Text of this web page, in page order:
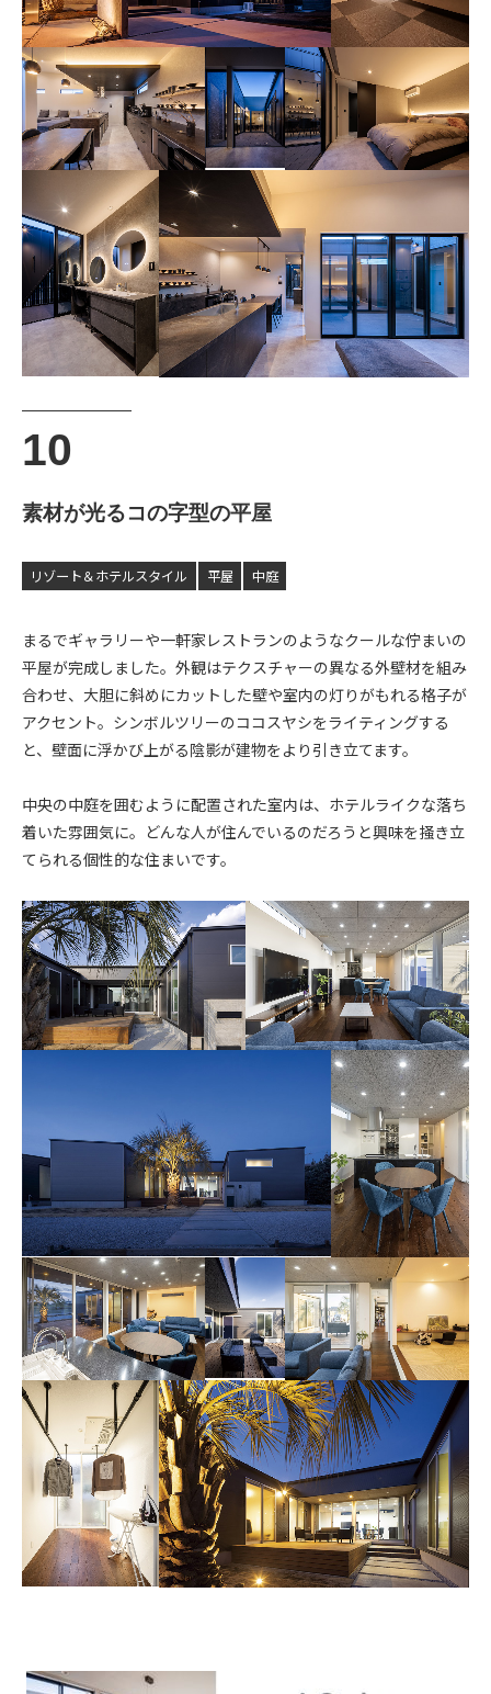
素材が光るコの字型の平屋
リゾート＆ホテルスタイル 平屋 中庭
まるでギャラリーや一軒家レストランのようなクールな佇まいの
平屋が完成しました。外観はテクスチャーの異なる外壁材を組み
合わせ、大胆に斜めにカットした壁や室内の灯りがもれる格子が
アクセント。シンボルツリーのココスヤシをライティングする
と、壁面に浮かび上がる陰影が建物をより引き立てます。
中央の中庭を囲むように配置された室内は、ホテルライクな落ち
着いた雰囲気に。どんな人が住んでいるのだろうと興味を掻き立
てられる個性的な住まいです。